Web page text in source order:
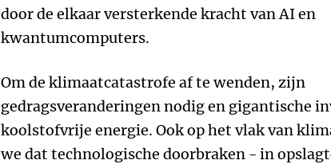
door de elkaar versterkende kracht van AI en
kwantumcomputers.
Om de klimaatcatastrofe af te wenden, zijn
gedragsveranderingen nodig en gigantische
koolstofvrije energie. Ook op het vlak van
we dat technologische doorbraken - in